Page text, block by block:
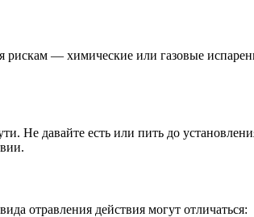
рискам — химические или газовые
Не давайте есть или пить до
отравления действия могут отличаться: